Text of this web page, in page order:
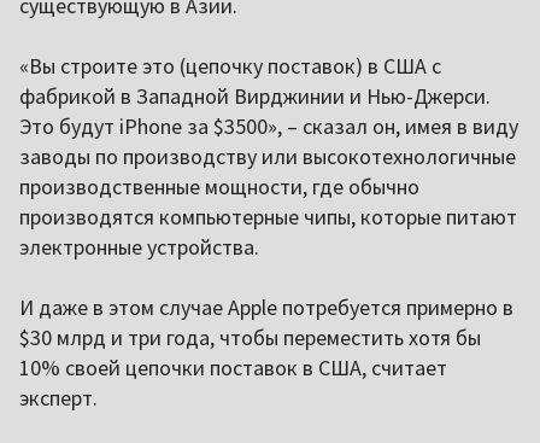
существующую в Азии.
«Вы строите это (цепочку поставок) в США с
фабрикой в Западной Вирджинии и Нью-Джерси.
Это будут iPhone за $3500», – сказал он, имея в виду
заводы по производству или высокотехнологичные
производственные мощности, где обычно
производятся компьютерные чипы, которые питают
электронные устройства.
И даже в этом случае Apple потребуется примерно в
$30 млрд и три года, чтобы переместить хотя бы
10% своей цепочки поставок в США, считает
эксперт.